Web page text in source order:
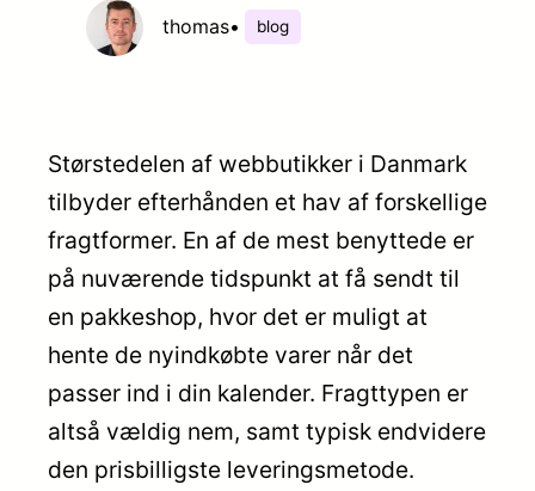
thomas• blog
Størstedelen af webbutikker i Danmark
tilbyder efterhånden et hav af forskellige
fragtformer. En af de mest benyttede er
på nuværende tidspunkt at få sendt til
en pakkeshop, hvor det er muligt at
hente de nyindkøbte varer når det
passer ind i din kalender. Fragttypen er
altså vældig nem, samt typisk endvidere
den prisbilligste leveringsmetode.